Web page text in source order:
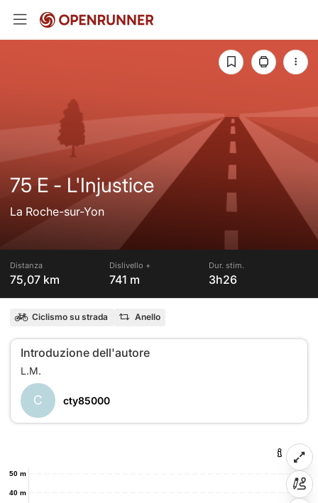
75 E - L'Injustice
La Roche-sur-Yon
Distanza
75,07 km
Dislivello +
741 m
Dur. stim.
3h26
Ciclismo su strada Anello
Introduzione dell'autore
C cty85000
40 m
50 m